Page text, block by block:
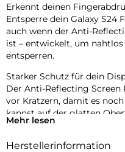
Erkennt deinen
Entsperre dein Galaxy S24
auch wenn der Anti-
ist – entwickelt, um
entsperren.
Starker Schutz für dein
Der Anti-Reflecting
vor Kratzern, damit es
kannst auf der glatten
navigieren, während die
Mehr lesen
Herstellerinformation